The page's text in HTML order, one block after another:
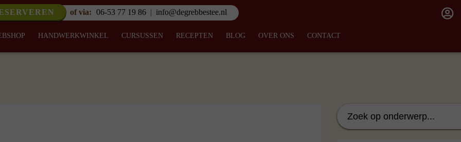
of via: 06-53 77 19 86 | info@degrebbestee.nl
HANDWERKWINKEL CURSUSSEN RECEPTEN BLOG OVER ONS CONTACT